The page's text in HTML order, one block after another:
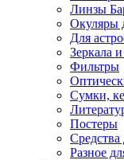
Линзы
Окуляры
Для
Зеркала
Фильтры
Сумки,
Постеры
Средства
Разное